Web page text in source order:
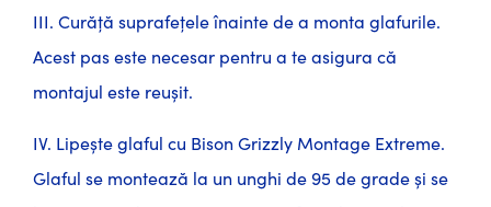
III. Curăță suprafețele înainte de a monta glafurile.
Acest pas este necesar pentru a te asigura că
montajul este reușit.
IV. Lipește glaful cu Bison Grizzly Montage Extreme.
Glaful se montează la un unghi de 95 de grade și se